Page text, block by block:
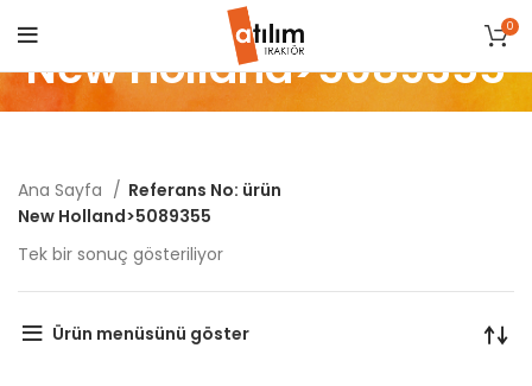
0
New Holland>5089355
Ana Sayfa
Referans No: ürün
New Holland>5089355
Tek bir sonuç gösteriliyor
Ürün menüsünü göster